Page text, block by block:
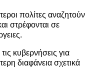
πολίτες αναζητούν
στρέφονται σε
κυβερνήσεις για
διαφάνεια σχετικά